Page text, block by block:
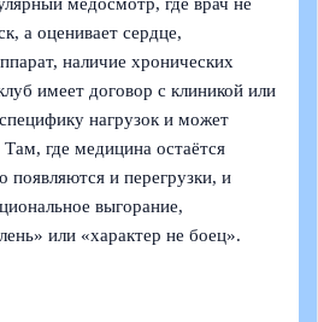
а оценивает сердце,
наличие хронических
имеет договор с клиникой или
нагрузок и может
где медицина остаётся
и перегрузки, и
выгорание,
или «характер не боец».